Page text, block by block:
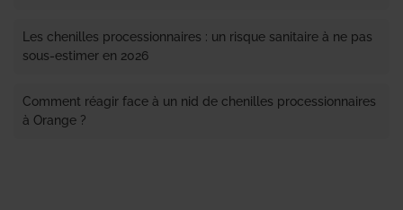
Les chenilles processionnaires : un risque sanitaire à ne pas
sous-estimer en 2026
Comment réagir face à un nid de chenilles processionnaires
à Orange ?